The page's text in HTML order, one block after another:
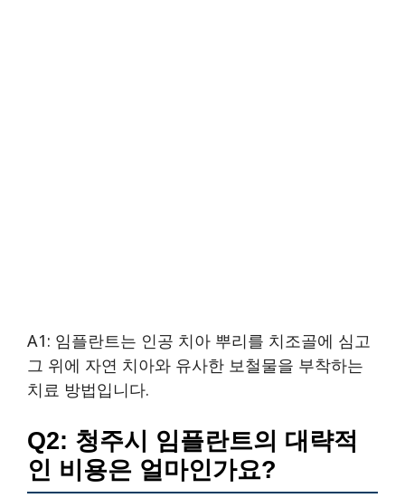
A1: 임플란트는 인공 치아 뿌리를 치조골에 심고
그 위에 자연 치아와 유사한 보철물을 부착하는
치료 방법입니다.
Q2: 청주시 임플란트의 대략적
인 비용은 얼마인가요?